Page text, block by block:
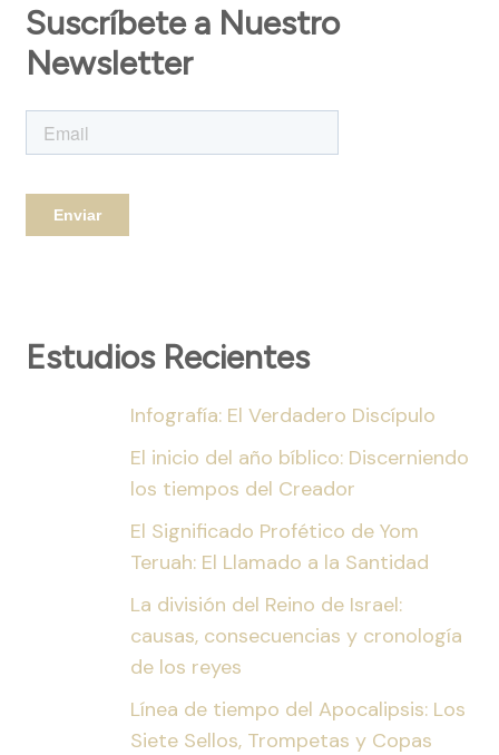
Suscríbete a Nuestro
Newsletter
Estudios Recientes
Infografía: El Verdadero Discípulo
El inicio del año bíblico: Discerniendo
los tiempos del Creador
El Significado Profético de Yom
Teruah: El Llamado a la Santidad
La división del Reino de Israel:
causas, consecuencias y cronología
de los reyes
Línea de tiempo del Apocalipsis: Los
Siete Sellos, Trompetas y Copas